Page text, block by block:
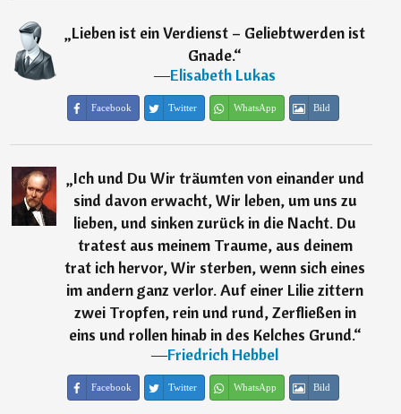
„Lieben ist ein Verdienst – Geliebtwerden ist
Gnade.“
―Elisabeth Lukas
Facebook Twitter WhatsApp Bild
„Ich und Du Wir träumten von einander und
sind davon erwacht, Wir leben, um uns zu
lieben, und sinken zurück in die Nacht. Du
tratest aus meinem Traume, aus deinem
trat ich hervor, Wir sterben, wenn sich eines
im andern ganz verlor. Auf einer Lilie zittern
zwei Tropfen, rein und rund, Zerfließen in
eins und rollen hinab in des Kelches Grund.“
―Friedrich Hebbel
Facebook Twitter WhatsApp Bild